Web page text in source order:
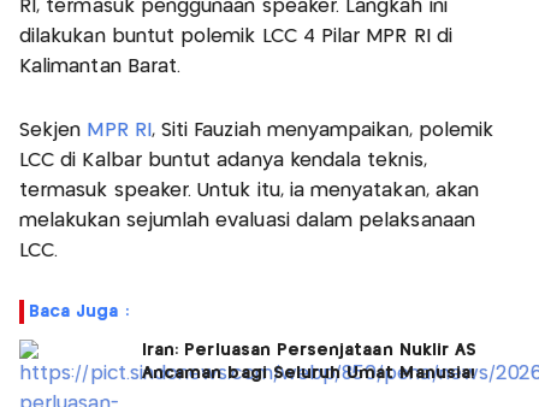
RI, termasuk penggunaan speaker. Langkah ini
dilakukan buntut polemik LCC 4 Pilar MPR RI di
Kalimantan Barat.
Sekjen MPR RI , Siti Fauziah menyampaikan, polemik
LCC di Kalbar buntut adanya kendala teknis,
termasuk speaker. Untuk itu, ia menyatakan, akan
melakukan sejumlah evaluasi dalam pelaksanaan
LCC.
Baca Juga :
Iran: Perluasan Persenjataan Nuklir AS
Ancaman bagi Seluruh Umat Manusia!